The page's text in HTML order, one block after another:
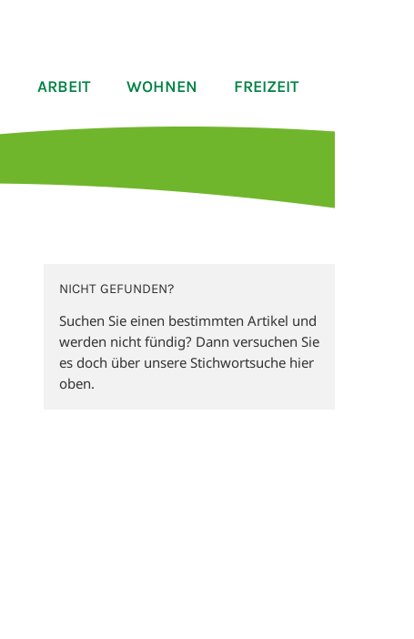
ARBEIT WOHNEN FREIZEIT
NICHT GEFUNDEN?
Suchen Sie einen bestimmten Artikel und
werden nicht fündig? Dann versuchen Sie
es doch über unsere Stichwortsuche hier
oben.